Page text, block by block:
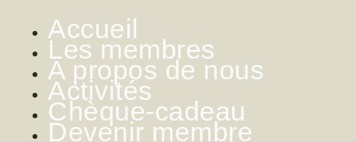
Accueil
Les membres
A propos de nous
Activités
Chèque-cadeau
Devenir membre